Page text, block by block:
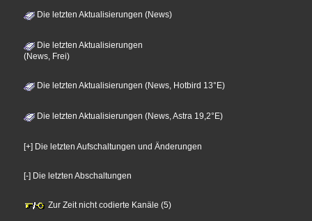
Die letzten Aktualisierungen (News)
Die letzten Aktualisierungen
(News, Frei)
Die letzten Aktualisierungen (News, Hotbird 13°E)
Die letzten Aktualisierungen (News, Astra 19,2°E)
[+] Die letzten Aufschaltungen und Änderungen
[-] Die letzten Abschaltungen
Zur Zeit nicht codierte Kanäle (5)